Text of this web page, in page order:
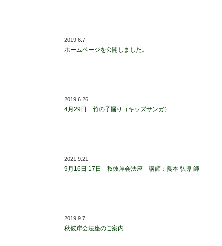
2019.6.7
ホームページを公開しました。
2019.6.26
4月29日 竹の子掘り（キッズサンガ）
2021.9.21
9月16日 17日 秋彼岸会法座 講師：義本 弘導 師
2019.9.7
秋彼岸会法座のご案内